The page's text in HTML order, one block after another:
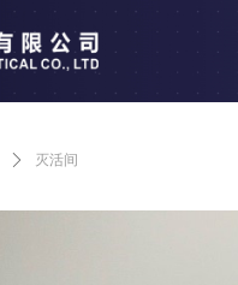
ꄲ 灭活间